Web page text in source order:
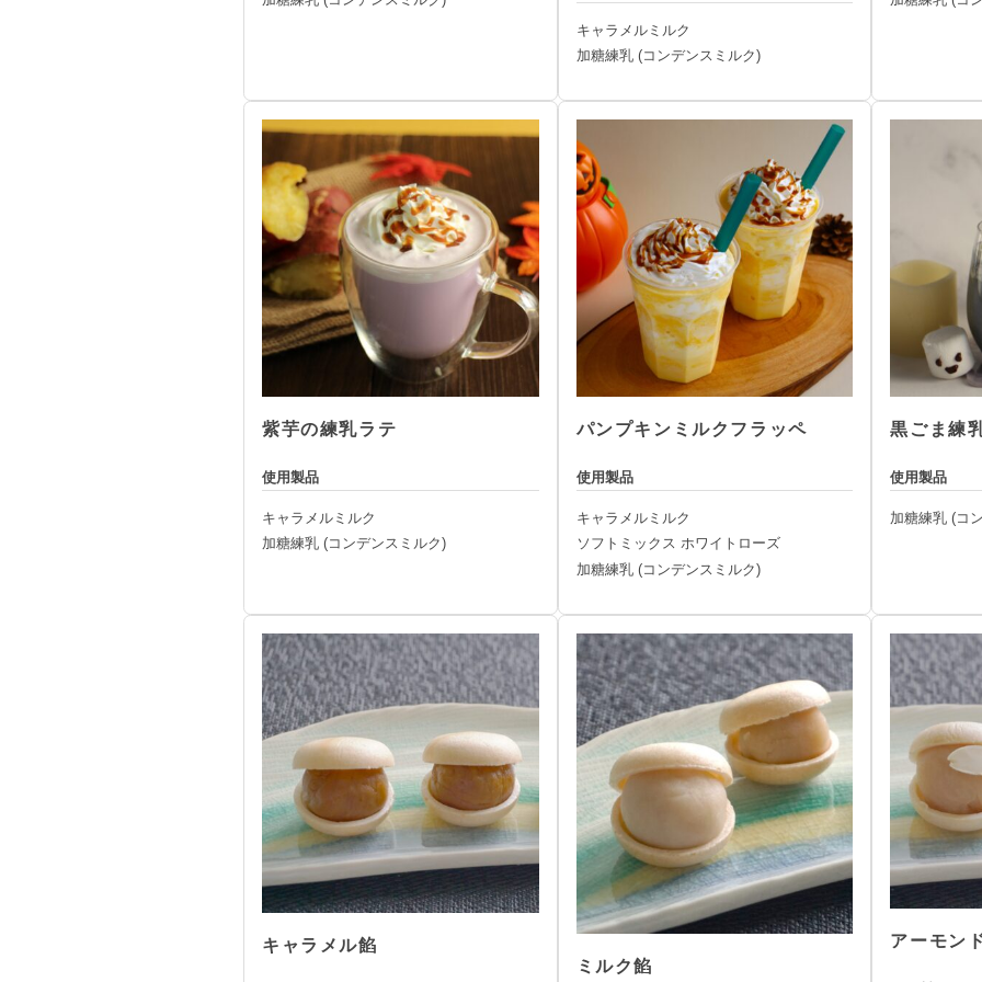
キャラメルミルク
加糖練乳 (コンデンスミルク)
紫芋の練乳ラテ
使用製品
キャラメルミルク
加糖練乳 (コンデンスミルク)
パンプキンミルクフラッペ
使用製品
キャラメルミルク
ソフトミックス ホワイトローズ
加糖練乳 (コンデンスミルク)
黒ごま練
使用製品
加糖練乳 (コ
キャラメル餡
ミルク餡
アーモン